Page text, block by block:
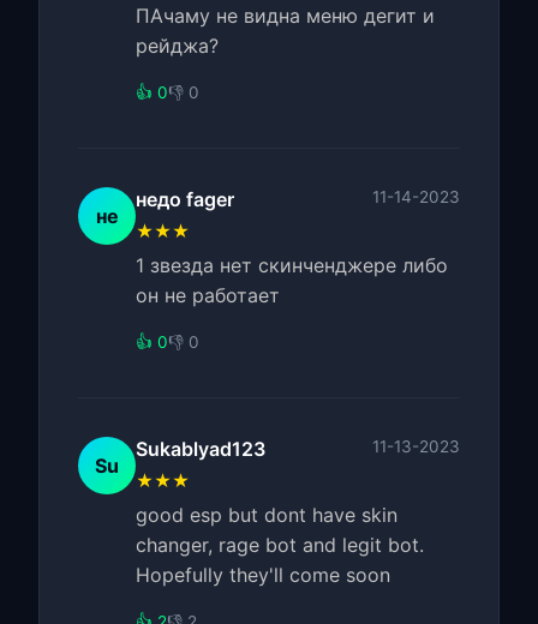
ПАчаму не видна меню дегит и
рейджа?
👍 0👎 0
не
недо fager 11-14-2023
★★★
1 звезда нет скинченджере либо
он не работает
👍 0👎 0
Su
Sukablyad123 11-13-2023
★★★
good esp but dont have skin
changer, rage bot and legit bot.
Hopefully they'll come soon